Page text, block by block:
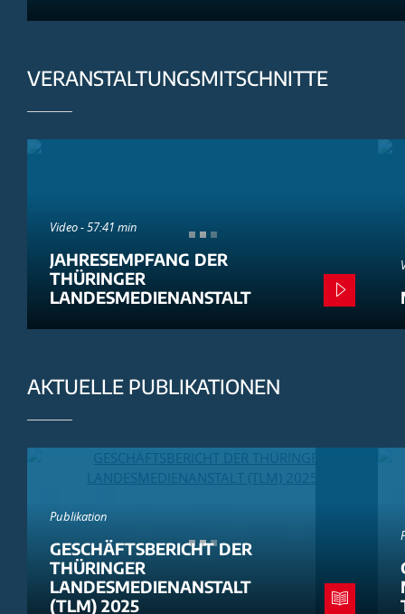
VERANSTALTUNGSMITSCHNITTE
Video - 57:41 min
JAHRESEMPFANG DER
THÜRINGER
LANDESMEDIENANSTALT
AKTUELLE PUBLIKATIONEN
Publikation
GESCHÄFTSBERICHT DER
THÜRINGER
LANDESMEDIENANSTALT
(TLM) 2025